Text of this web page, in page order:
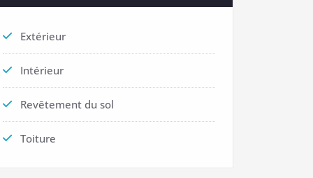
Extérieur
Intérieur
Revêtement du sol
Toiture